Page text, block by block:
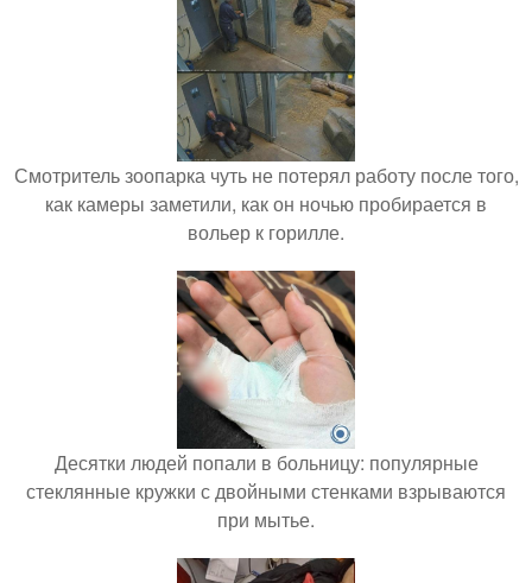
Смотритель зоопарка чуть не потерял работу после того,
как камеры заметили, как он ночью пробирается в
вольер к горилле.
Десятки людей попали в больницу: популярные
стеклянные кружки с двойными стенками взрываются
при мытье.